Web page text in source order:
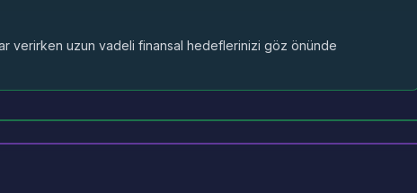
verirken uzun vadeli finansal hedeflerinizi göz önünde